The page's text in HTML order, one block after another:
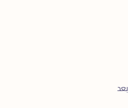
للرد السريع. خلال ٢٤ ساعة، هنرسل لك Custom Quote بعد